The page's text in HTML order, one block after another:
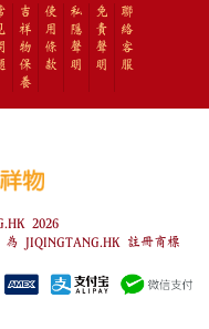
吉
祥
物
保
養
使
用
條
款
私
隱
聲
明
免
責
聲
明
聯
絡
客
服
2026
JIQINGTANG.HK 註冊商標